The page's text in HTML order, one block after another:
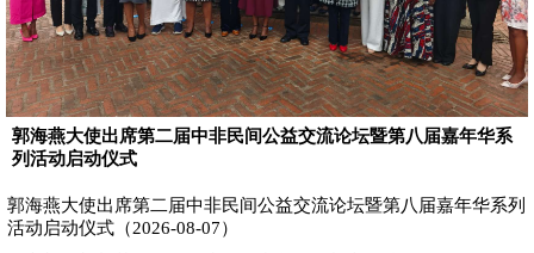
郭海燕大使出席第二届中非民间公益交流论坛暨第八届嘉年华系
列活动启动仪式
郭海燕大使出席第二届中非民间公益交流论坛暨第八届嘉年华系列
活动启动仪式（2026-08-07）